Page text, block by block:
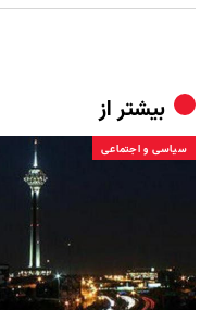
بیشتر از
سیاسی و اجتماعی